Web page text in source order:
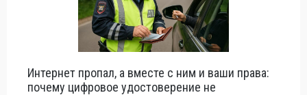
Интернет пропал, а вместе с ним и ваши права:
почему цифровое удостоверение не